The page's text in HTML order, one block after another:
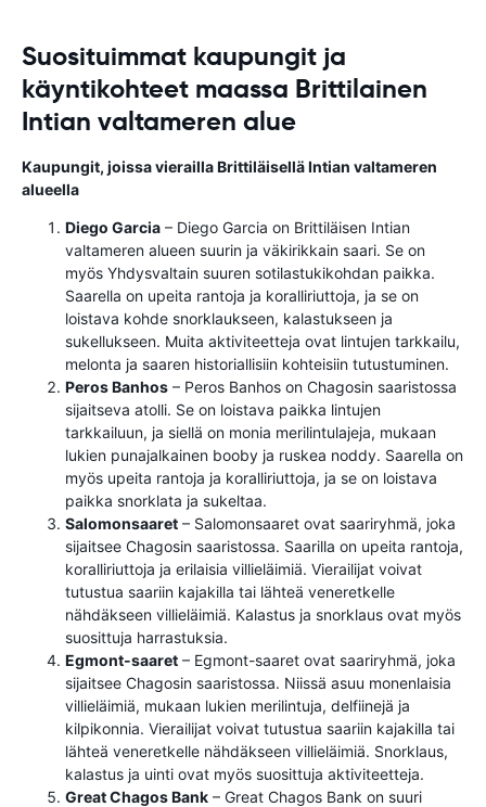
Suosituimmat kaupungit ja
käyntikohteet maassa Brittilainen
Intian valtameren alue
Kaupungit, joissa vierailla Brittiläisellä Intian valtameren
alueella
Diego Garcia – Diego Garcia on Brittiläisen Intian
valtameren alueen suurin ja väkirikkain saari. Se on
myös Yhdysvaltain suuren sotilastukikohdan paikka.
Saarella on upeita rantoja ja koralliriuttoja, ja se on
loistava kohde snorklaukseen, kalastukseen ja
sukellukseen. Muita aktiviteetteja ovat lintujen tarkkailu,
melonta ja saaren historiallisiin kohteisiin tutustuminen.
Peros Banhos – Peros Banhos on Chagosin saaristossa
sijaitseva atolli. Se on loistava paikka lintujen
tarkkailuun, ja siellä on monia merilintulajeja, mukaan
lukien punajalkainen booby ja ruskea noddy. Saarella on
myös upeita rantoja ja koralliriuttoja, ja se on loistava
paikka snorklata ja sukeltaa.
Salomonsaaret – Salomonsaaret ovat saariryhmä, joka
sijaitsee Chagosin saaristossa. Saarilla on upeita rantoja,
koralliriuttoja ja erilaisia ​​villieläimiä. Vierailijat voivat
tutustua saariin kajakilla tai lähteä veneretkelle
nähdäkseen villieläimiä. Kalastus ja snorklaus ovat myös
suosittuja harrastuksia.
Egmont-saaret – Egmont-saaret ovat saariryhmä, joka
sijaitsee Chagosin saaristossa. Niissä asuu monenlaisia ​​
villieläimiä, mukaan lukien merilintuja, delfiinejä ja
kilpikonnia. Vierailijat voivat tutustua saariin kajakilla tai
lähteä veneretkelle nähdäkseen villieläimiä. Snorklaus,
kalastus ja uinti ovat myös suosittuja aktiviteetteja.
Great Chagos Bank – Great Chagos Bank on suuri